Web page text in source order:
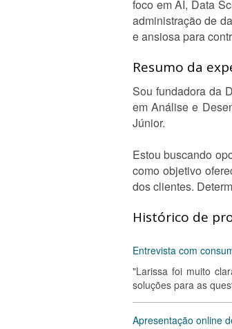
foco em AI, Data
administração de
e ansiosa para
Resumo da
Sou fundadora da
em Análise e
Júnior.
Estou buscando
como objetivo
dos clientes.
Histórico de
Entrevista com
"Larissa foi muito
soluções para as
Apresentação online